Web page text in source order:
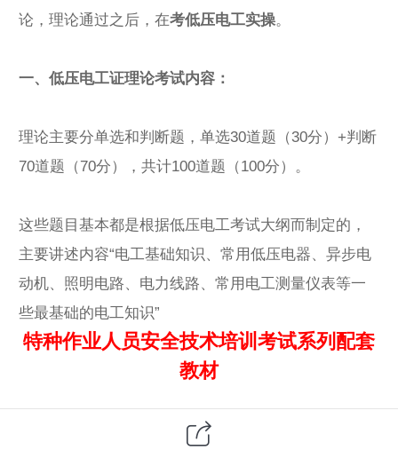
论，理论通过之后，在考低压电工实操。
一、低压电工证理论考试内容：
理论主要分单选和判断题，单选30道题（30分）+判断
70道题（70分），共计100道题（100分）。
这些题目基本都是根据低压电工考试大纲而制定的，
主要讲述内容“电工基础知识、常用低压电器、异步电
动机、照明电路、电力线路、常用电工测量仪表等一
些最基础的电工知识”
特种作业人员安全技术培训考试系列配套
教材